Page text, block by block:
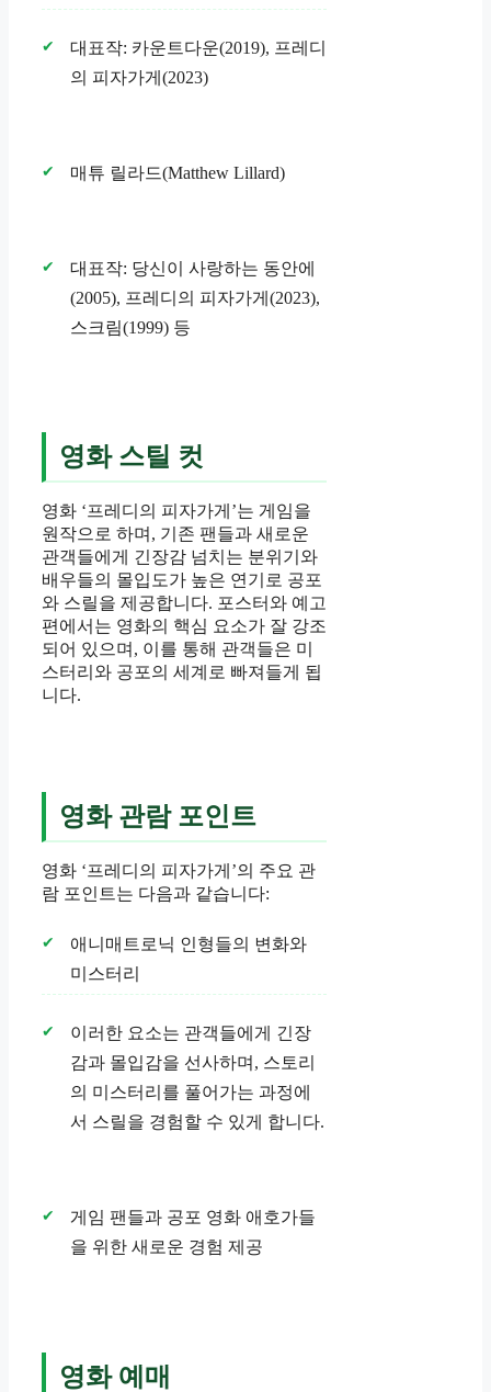
대표작: 카운트다운(2019), 프레디
의 피자가게(2023)
매튜 릴라드(Matthew Lillard)
대표작: 당신이 사랑하는 동안에
(2005), 프레디의 피자가게(2023),
스크림(1999) 등
영화 스틸 컷
영화 ‘프레디의 피자가게’는 게임을
원작으로 하며, 기존 팬들과 새로운
관객들에게 긴장감 넘치는 분위기와
배우들의 몰입도가 높은 연기로 공포
와 스릴을 제공합니다. 포스터와 예고
편에서는 영화의 핵심 요소가 잘 강조
되어 있으며, 이를 통해 관객들은 미
스터리와 공포의 세계로 빠져들게 됩
니다.
영화 관람 포인트
영화 ‘프레디의 피자가게’의 주요 관
람 포인트는 다음과 같습니다:
애니매트로닉 인형들의 변화와
미스터리
이러한 요소는 관객들에게 긴장
감과 몰입감을 선사하며, 스토리
의 미스터리를 풀어가는 과정에
서 스릴을 경험할 수 있게 합니다.
게임 팬들과 공포 영화 애호가들
을 위한 새로운 경험 제공
영화 예매